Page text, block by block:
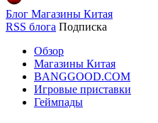
Блог Магазины Китая
RSS блога Подписка
Обзор
Магазины Китая
BANGGOOD.COM
Игровые приставки
Геймпады